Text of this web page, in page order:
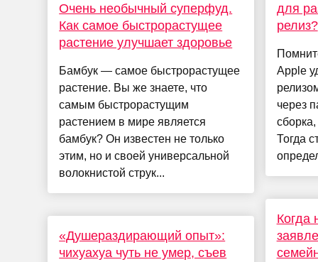
Очень необычный суперфуд.
Как самое быстрорастущее
растение улучшает здоровье
Бамбук — самое быстрорастущее
растение. Вы же знаете, что
самым быстрорастущим
растением в мире является
бамбук? Он известен не только
этим, но и своей универсальной
волокнистой струк...
«Душераздирающий опыт»:
чихуахуа чуть не умер, съев
для
релиз?
Apple
через
Тогда
Когда